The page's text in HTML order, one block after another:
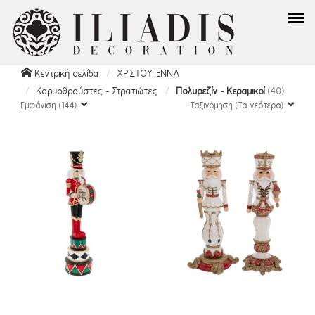
Κεντρική σελίδα
ΧΡΙΣΤΟΥΓΕΝΝΑ
Καρυοθραύστες - Στρατιώτες
Πολυρεζίν - Κεραμικοί (40)
Εμφάνιση (144) Ταξινόμηση (Τα νεότερα)